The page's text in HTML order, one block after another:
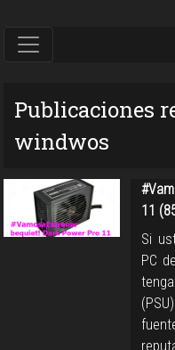
Publicaciones
windwos
11
Si
PC